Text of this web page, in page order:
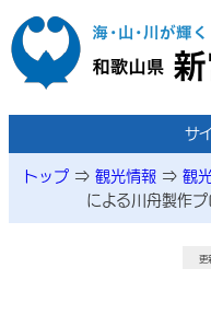
本文へ移動
サ
トップ⇒ 観光情報⇒ 観
による川舟製作プ
更